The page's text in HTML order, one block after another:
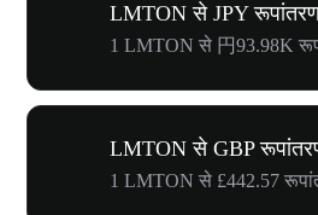
LMTON से JPY
1 LMTON से 円93.98K
LMTON से GBP
1 LMTON से £442.57